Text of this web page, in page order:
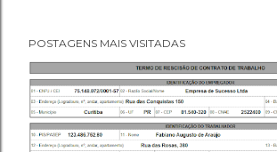
POSTAGENS MAIS VISITADAS